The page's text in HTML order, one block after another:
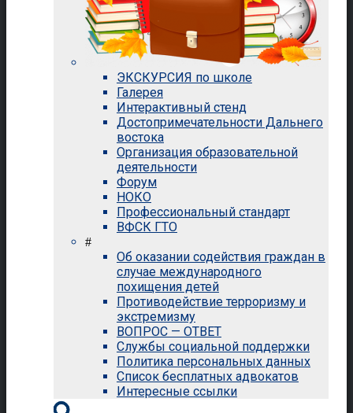
ЭКСКУРСИЯ по школе
Галерея
Интерактивный стенд
Достопримечательности Дальнего
востока
Организация образовательной
деятельности
Форум
НОКО
Профессиональный стандарт
ВФСК ГТО
#
Об оказании содействия граждан в
случае международного
похищения детей
Противодействие терроризму и
экстремизму
ВОПРОС — ОТВЕТ
Службы социальной поддержки
Политика персональных данных
Список бесплатных адвокатов
Интересные ссылки